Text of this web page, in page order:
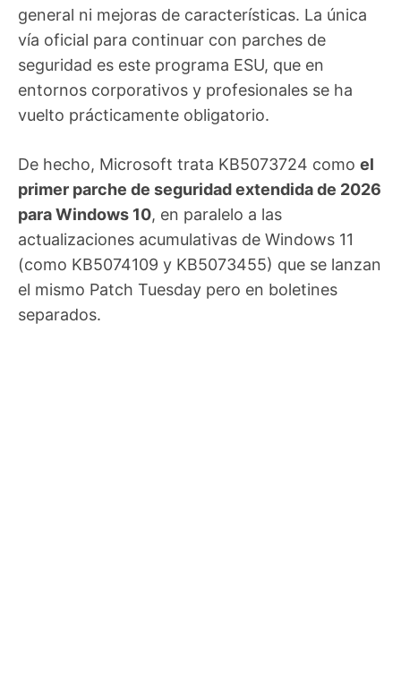
general ni mejoras de características. La única
vía oficial para continuar con parches de
seguridad es este programa ESU, que en
entornos corporativos y profesionales se ha
vuelto prácticamente obligatorio.
De hecho, Microsoft trata KB5073724 como el
primer parche de seguridad extendida de 2026
para Windows 10, en paralelo a las
actualizaciones acumulativas de Windows 11
(como KB5074109 y KB5073455) que se lanzan
el mismo Patch Tuesday pero en boletines
separados.